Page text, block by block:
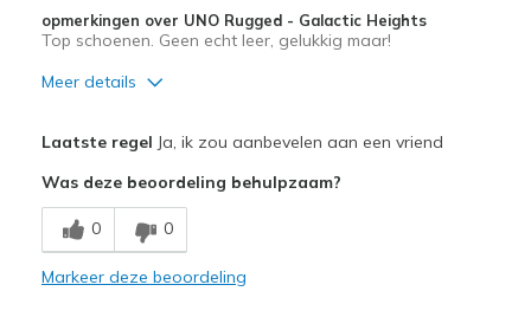
opmerkingen over UNO Rugged - Galactic Heights
Top schoenen. Geen echt leer, gelukkig maar!
Meer details
GEEN echt leer!!
Stijlvol
Laatste regel Ja, ik zou aanbevelen aan een vriend
Was deze beoordeling behulpzaam?
0 0
Markeer deze beoordeling